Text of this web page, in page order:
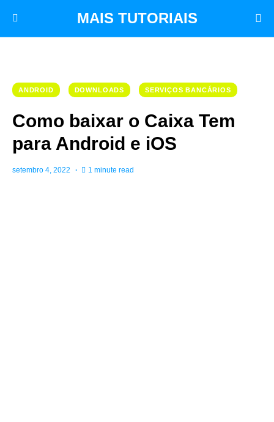
MAIS TUTORIAIS
ANDROID DOWNLOADS SERVIÇOS BANCÁRIOS
Como baixar o Caixa Tem
para Android e iOS
setembro 4, 2022 1 minute read